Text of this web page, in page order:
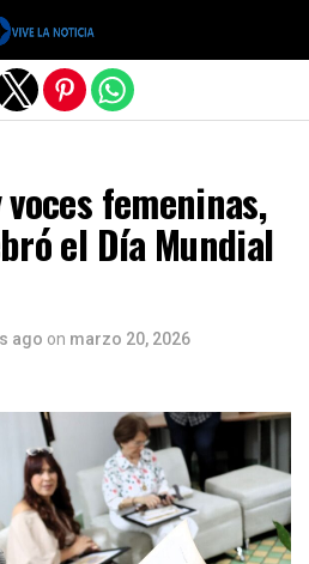
femeninas,
el Día Mundial
ago on marzo 20, 2026
la versión móvil